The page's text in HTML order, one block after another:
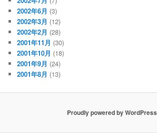
2002年6月 (3)
2002年3月 (12)
2002年2月 (28)
2001年11月 (30)
2001年10月 (18)
2001年9月 (24)
2001年8月 (13)
Proudly powered by WordPress